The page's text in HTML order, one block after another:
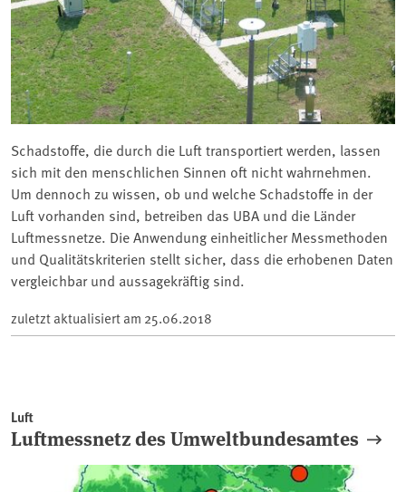
Schadstoffe, die durch die Luft transportiert werden, lassen
sich mit den menschlichen Sinnen oft nicht wahrnehmen.
Um dennoch zu wissen, ob und welche Schadstoffe in der
Luft vorhanden sind, betreiben das UBA und die Länder
Luftmessnetze. Die Anwendung einheitlicher Messmethoden
und Qualitätskriterien stellt sicher, dass die erhobenen Daten
vergleichbar und aussagekräftig sind.
zuletzt aktualisiert am 25.06.2018
Luft
Luftmessnetz des Umweltbundesamtes